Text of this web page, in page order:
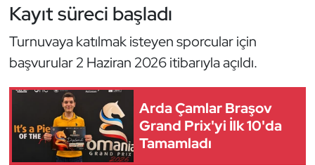
Kayıt süreci başladı
Turnuvaya katılmak isteyen sporcular için
başvurular 2 Haziran 2026 itibarıyla açıldı.
Arda Çamlar Braşov
Grand Prix'yi İlk 10'da
Tamamladı
Futsal
Genel
Golf
Güreş
Halter